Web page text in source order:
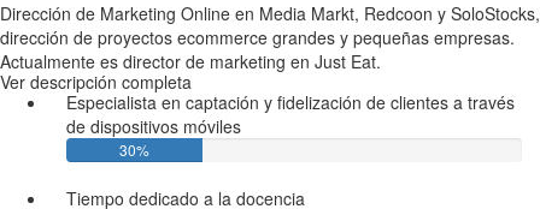
Dirección de Marketing Online en Media Markt, Redcoon y SoloStocks,
dirección de proyectos ecommerce grandes y pequeñas empresas.
Actualmente es director de marketing en Just Eat.
Ver descripción completa
Especialista en captación y fidelización de clientes a través
de dispositivos móviles
30%
Tiempo dedicado a la docencia